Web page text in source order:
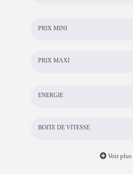
PRIX MINI
PRIX MAXI
ENERGIE
BOITE DE VITESSE
Voir plus